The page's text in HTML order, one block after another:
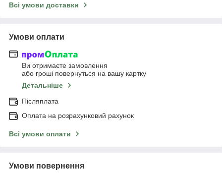
Всі умови доставки
Умови оплати
Ви отримаєте замовлення
або гроші повернуться на вашу картку
Детальніше
Післяплата
Оплата на розрахунковий рахунок
Всі умови оплати
Умови повернення